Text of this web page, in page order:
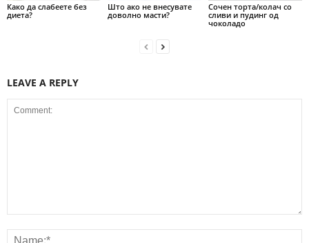
Како да слабеете без
диета?
Што ако не внесувате
доволно масти?
Сочен торта/колач со
сливи и пудинг од
чоколадо
LEAVE A REPLY